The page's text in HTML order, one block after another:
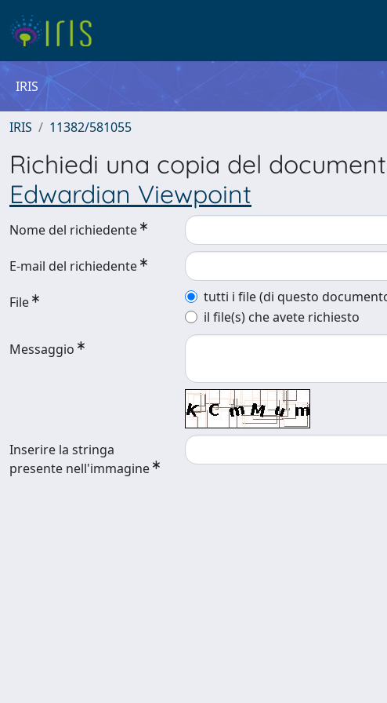
IRIS
IRIS 11382/581055
Richiedi una copia del
Edwardian Viewpoint
Nome del richiedente
E-mail del richiedente
File
tutti i file (di questo
il file(s) che avete richiesto
Messaggio
Inserire la stringa
presente nell'immagine